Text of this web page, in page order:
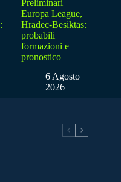
Preliminari
Europa League,
Hradec-Besiktas:
probabili
formazioni e
pronostico
6 Agosto
2026